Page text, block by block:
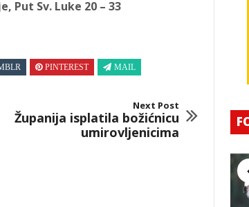
Put Sv. Luke 20 – 33
PINTEREST MAIL
Next Post
Županija isplatila božićnicu
umirovljenicima